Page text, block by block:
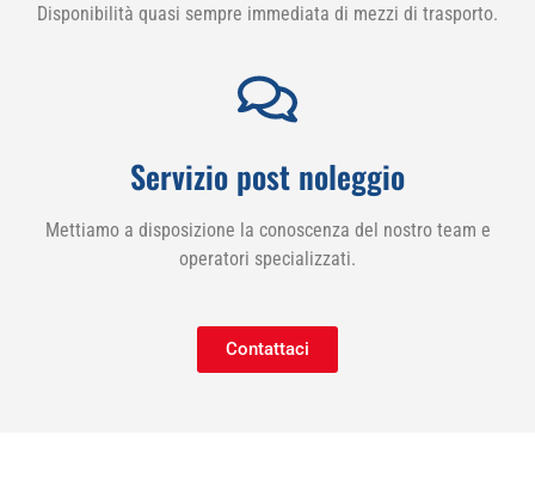
Disponibilità quasi sempre immediata di mezzi di trasporto.
Servizio post noleggio
Mettiamo a disposizione la conoscenza del nostro team e
operatori specializzati.
Contattaci